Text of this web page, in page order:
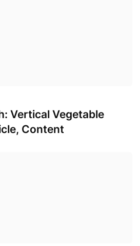
Vertical Vegetable
Content